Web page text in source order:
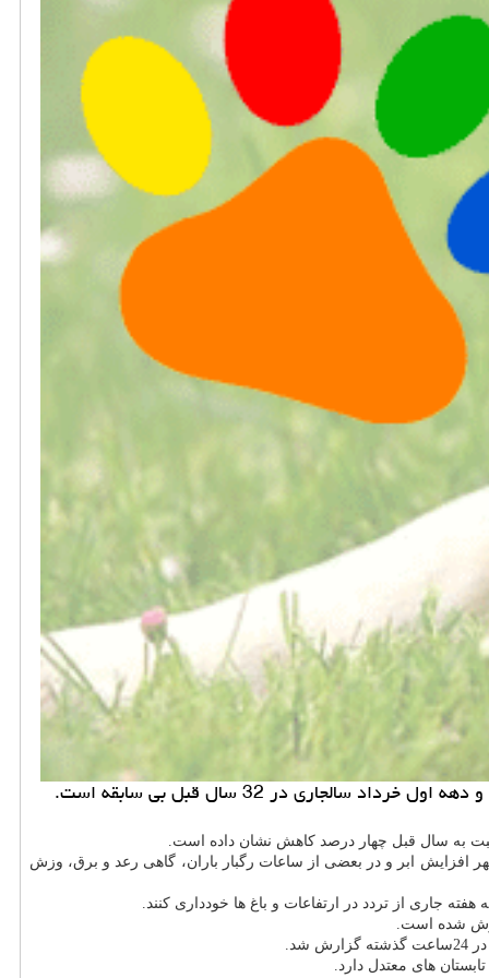
در 32 سال قبل بی سابقه است.
همدان در 24 ساعت آینده صاف تا قسمتی ابری از پس از ظهر افزایش ابر و در بعضی از ساعات رگبار باران، گاهی رعد و برق، وزش
های معتدل دارد.